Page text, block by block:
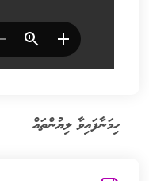
ހިމަނާފައިވާ ލިޔުންތައް